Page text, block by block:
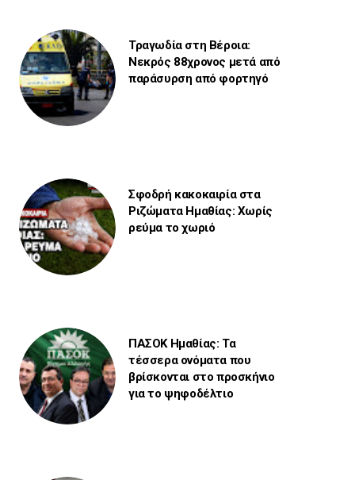
Τραγωδία στη Βέροια:
Νεκρός 88χρονος μετά από
παράσυρση από φορτηγό
Σφοδρή κακοκαιρία στα
Ριζώματα Ημαθίας: Χωρίς
ρεύμα το χωριό
ΠΑΣΟΚ Ημαθίας: Τα
τέσσερα ονόματα που
βρίσκονται στο προσκήνιο
για το ψηφοδέλτιο